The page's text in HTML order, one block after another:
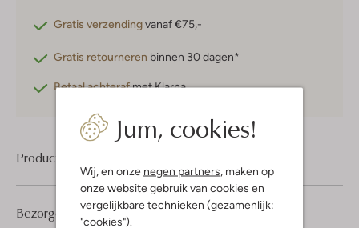
Jum, cookies!
Wij, en onze negen partners , maken op
onze website gebruik van cookies en
vergelijkbare technieken (gezamenlijk:
"cookies").
Gratis verzendingvanaf €75,-
Gratis retourneren binnen 30 dagen*
Betaal achterafmet Klarna
Product informatie
Bezorgen & retourneren